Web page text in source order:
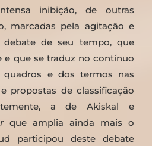
inibição, de outras
marcadas pela agitação e
de seu tempo, que
e que se traduz no contínuo
quadros e dos termos nas
propostas de classificação
a de Akiskal e
que amplia ainda mais o
participou deste debate